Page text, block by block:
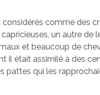
considérés comme des
un autre de
et beaucoup de
il était assimilé à des
pattes qui les